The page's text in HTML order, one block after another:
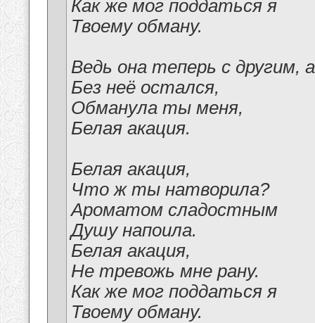
Как же мог поддаться я
Твоему обману.
Ведь она теперь с другим,
Без неё остался,
Обманула ты меня,
Белая акация.
Белая акация,
Что ж ты натворила?
Ароматом сладостным
Душу напоила.
Белая акация,
Не тревожь мне рану.
Как же мог поддаться я
Твоему обману.